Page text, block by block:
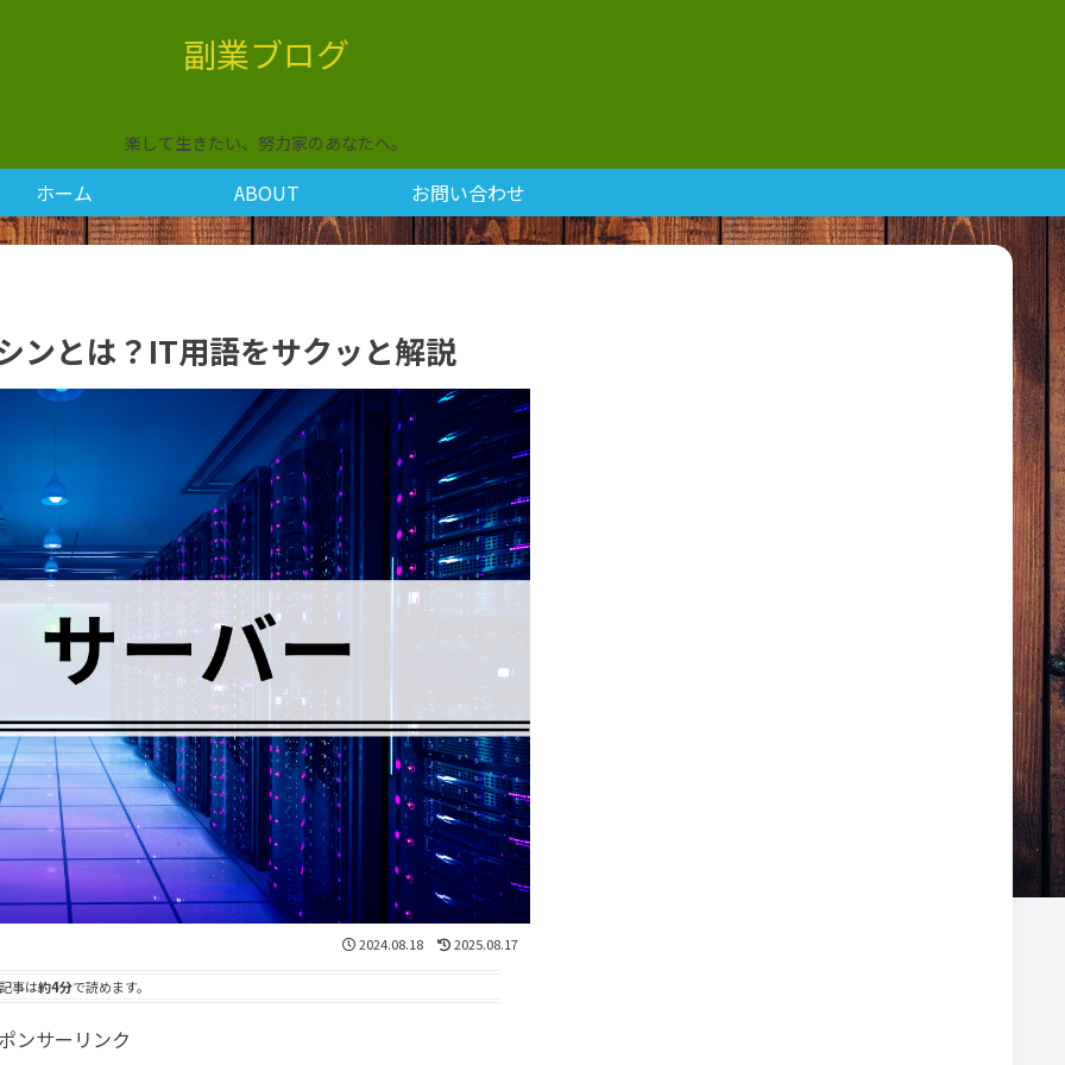
副業ブログ
楽して生きたい、努力家のあなたへ。
ホーム ABOUT お問い合わせ
ンとは？IT用語をサクッと解説
2024.08.18 2025.08.17
事は約4分で読めます。
ンサーリンク